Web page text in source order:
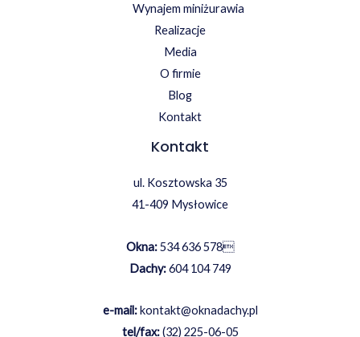
Wynajem miniżurawia
Realizacje
Media
O firmie
Blog
Kontakt
Kontakt
ul. Kosztowska 35
41-409 Mysłowice
Okna: 534 636 578
Dachy: 604 104 749
e-mail: kontakt@oknadachy.pl
tel/fax: (32) 225-06-05